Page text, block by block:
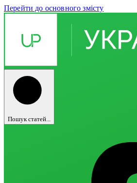
Перейти до основного змісту
Пошук статей...